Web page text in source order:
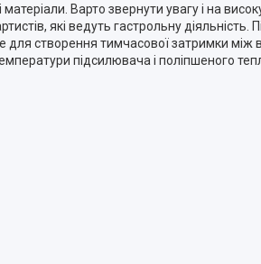
Варто звернути увагу і на
які ведуть гастрольну
для створення тимчасової затримки
підсилювача і поліпшеного